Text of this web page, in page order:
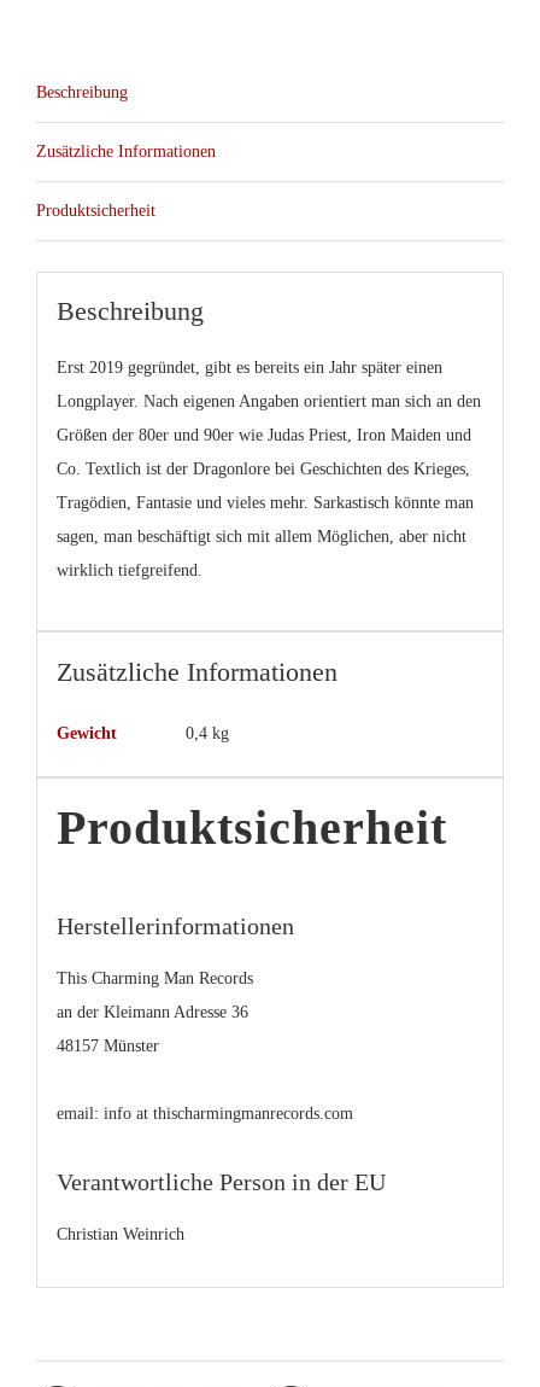
Beschreibung
Zusätzliche Informationen
Produktsicherheit
Beschreibung
Erst 2019 gegründet, gibt es bereits ein Jahr später einen
Longplayer. Nach eigenen Angaben orientiert man sich an den
Größen der 80er und 90er wie Judas Priest, Iron Maiden und
Co. Textlich ist der Dragonlore bei Geschichten des Krieges,
Tragödien, Fantasie und vieles mehr. Sarkastisch könnte man
sagen, man beschäftigt sich mit allem Möglichen, aber nicht
wirklich tiefgreifend.
Zusätzliche Informationen
Gewicht 0,4 kg
Produktsicherheit
Herstellerinformationen
This Charming Man Records
an der Kleimann Adresse 36
48157 Münster
email: info at thischarmingmanrecords.com
Verantwortliche Person in der EU
Christian Weinrich